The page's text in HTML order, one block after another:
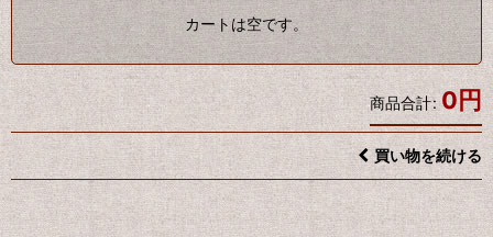
カートは空です。
商品合計: 0円
買い物を続ける